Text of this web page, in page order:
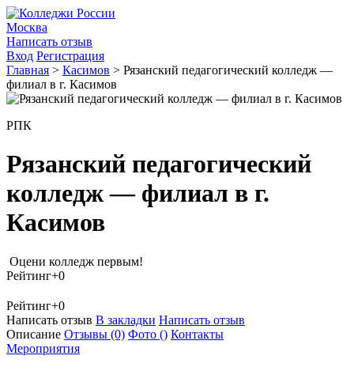
Москва
Написать отзыв
Вход Регистрация
Главная > Касимов > Рязанский педагогический колледж —
филиал в г. Касимов
РПК
Рязанский педагогический
колледж — филиал в г.
Касимов
Оцени колледж первым!
Рейтинг+0
Рейтинг+0
Написать отзыв В закладки Написать отзыв
Описание Отзывы (0) Фото () Контакты
Мероприятия